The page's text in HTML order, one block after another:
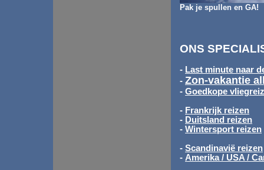
Pak je spullen en GA!
ONS
- Last minute naar
- Zon-vakantie
- Goedkope
- Frankrijk reizen
- Duitsland reizen
- Wintersport reizen
- Scandinavië reizen
- Amerika / USA /